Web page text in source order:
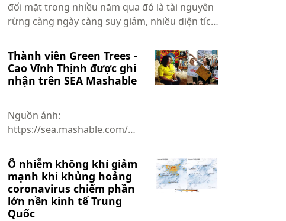
đối mặt trong nhiều năm qua đó là tài nguyên
rừng càng ngày càng suy giảm, nhiều diện tích
Thành viên Green Trees -
Cao Vĩnh Thịnh được ghi
nhận trên SEA Mashable
Nguồn ảnh:
https://sea.mashable.com/
bình chọn năm gương m...
Ô nhiễm không khí giảm
mạnh khi khủng hoảng
coronavirus chiếm phần
lớn nền kinh tế Trung
Quốc